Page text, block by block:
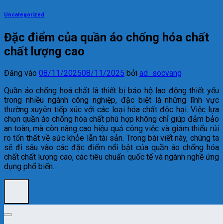
Uncategorized
Đặc điểm của quần áo chống hóa chất
chất lượng cao
Đăng vào 08/11/202508/11/2025 bởi ad_socvang
Quần áo chống hoá chất là thiết bị bảo hộ lao động thiết yếu
trong nhiều ngành công nghiệp, đặc biệt là những lĩnh vực
thường xuyên tiếp xúc với các loại hóa chất độc hại. Việc lựa
chọn quần áo chống hóa chất phù hợp không chỉ giúp đảm bảo
an toàn, mà còn nâng cao hiệu quả công việc và giảm thiểu rủi
ro tổn thất về sức khỏe lẫn tài sản. Trong bài viết này, chúng ta
sẽ đi sâu vào các đặc điểm nổi bật của quần áo chống hóa
chất chất lượng cao, các tiêu chuẩn quốc tế và ngành nghề ứng
dụng phổ biến.